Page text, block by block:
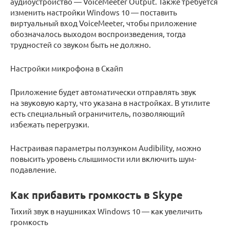
изменить настройки Windows 10 — поставить
виртуальный вход VoiceMeeter, чтобы приложение
обозначалось выходом воспроизведения, тогда
трудностей со звуком быть не должно.
Настройки микрофона в Скайп
Приложение будет автоматически отправлять звук
на звуковую карту, что указана в настройках. В утилите
есть специальный ограничитель, позволяющий
избежать перегрузки.
Настраивая параметры ползунком Audibility, можно
повысить уровень слышимости или включить шум-
подавление.
Как прибавить громкость в Skype
Тихий звук в наушниках Windows 10 — как увеличить
громкость